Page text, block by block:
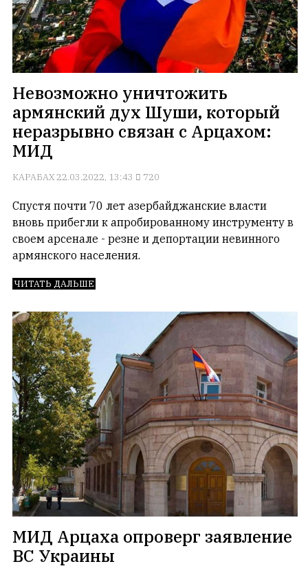
Невозможно уничтожить
армянский дух Шуши, который
неразрывно связан с Арцахом:
МИД
КАРАБАХ22.03.2022, 13:43 720
Спустя почти 70 лет азербайджанские власти
вновь прибегли к апробированному инструменту в
своем арсенале - резне и депортации невинного
армянского населения.
ЧИТАТЬ ДАЛЬШЕ
МИД Арцаха опроверг заявление
ВС Украины